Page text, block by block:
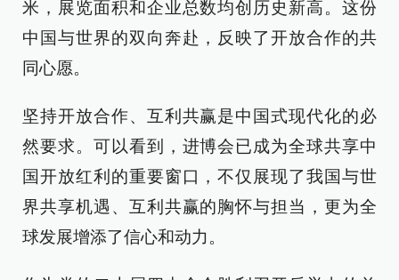
米，展览面积和企业总数均创历史新高。这份
中国与世界的双向奔赴，反映了开放合作的共
同心愿。
坚持开放合作、互利共赢是中国式现代化的必
然要求。可以看到，进博会已成为全球共享中
国开放红利的重要窗口，不仅展现了我国与世
界共享机遇、互利共赢的胸怀与担当，更为全
球发展增添了信心和动力。